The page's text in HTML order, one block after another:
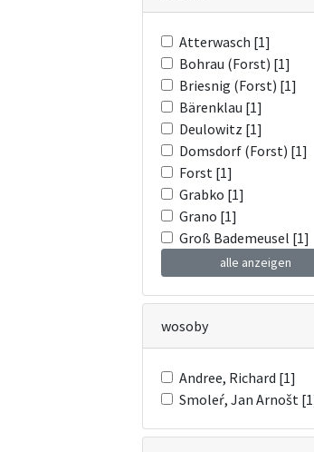
Atterwasch [1]
Bohrau (Forst) [1]
Briesnig (Forst) [1]
Bärenklau [1]
Deulowitz [1]
Domsdorf (Forst) [1]
Forst [1]
Grabko [1]
Grano [1]
Groß Bademeusel [1]
alle anzeigen
wosoby
Andree, Richard [1]
Smoleŕ, Jan Arnošt